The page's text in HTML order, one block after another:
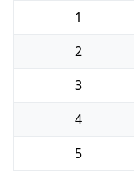
1
2
3
4
5